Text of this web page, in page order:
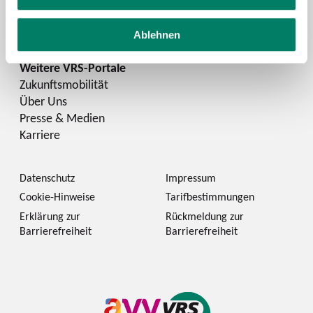
Ablehnen
LinkedIn
Zukunftsmobilität
Über Uns
Presse & Medien
Karriere
Datenschutz
Impressum
Cookie-Hinweise
Tarifbestimmungen
Erklärung zur
Barrierefreiheit
Rückmeldung zur
Barrierefreiheit